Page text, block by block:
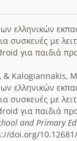
ελληνικών
συσκευές με
για παιδιά
& Kalogiannakis,
ελληνικών
συσκευές με
για παιδιά
and Primary
doi.org/